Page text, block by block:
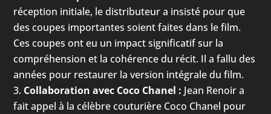
réception initiale, le distributeur a insisté pour que
des coupes importantes soient faites dans le film.
Ces coupes ont eu un impact significatif sur la
compréhension et la cohérence du récit. Il a fallu des
années pour restaurer la version intégrale du film.
Collaboration avec Coco Chanel : Jean Renoir a
fait appel à la célèbre couturière Coco Chanel pour